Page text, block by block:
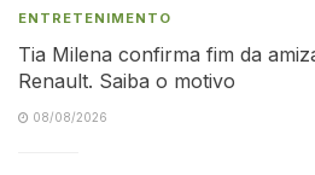
ENTRETENIMENTO
Tia Milena confirma fim da
Renault. Saiba o motivo
08/08/2026